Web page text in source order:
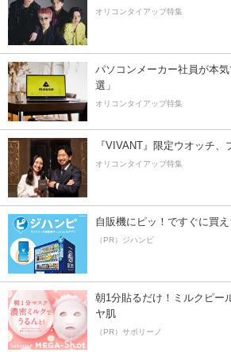
オリコンタイアップ特集
パソコンメーカー社員が本
選」
オリコンタイアップ特集
『VIVANT』限定ウオッチ
オリコンタイアップ特集
自販機にピッ！ですぐに買え
（PR）ジハンピ
朝1分貼るだけ！ミルクピー
ヤ肌
（PR）サボリーノ